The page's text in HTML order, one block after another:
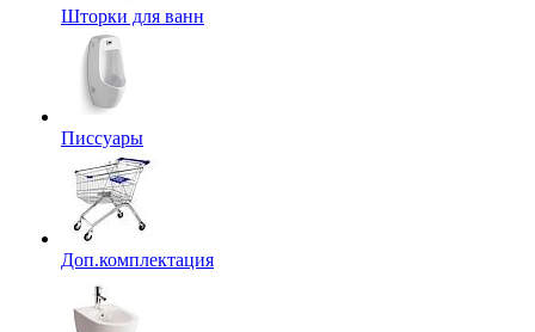
Шторки для ванн
Писсуары
Доп.комплектация